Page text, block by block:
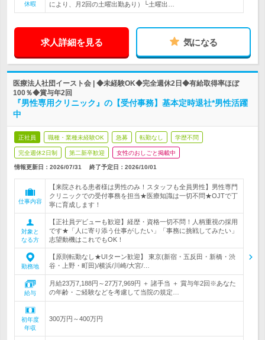
休暇
により、月2回の土曜出勤あり）└土曜出…
求人詳細を見る 気になる
医療法人社団イースト会 | ◆未経験OK◆完全週休2日◆有給取得率ほぼ
100％◆賞与年2回
『男性専用クリニック』の【受付事務】基本定時退社*男性活躍
中
正社員 職種・業種未経験OK 急募 転勤なし 学歴不問
完全週休2日制 第二新卒歓迎 女性のおしごと掲載中
情報更新日：2026/07/31 終了予定日： 2026/10/01
仕事内容
【来院される患者様は男性のみ！スタッフも全員男性】男性専門
クリニックでの受付事務を担当★医療知識は一切不問★OJTで丁
寧に育成します！
対象と
なる方
【正社員デビューも歓迎】経歴・資格一切不問！人柄重視の採用
です★「人に寄り添う仕事がしたい」「事務に挑戦してみたい」
志望動機はこれでもOK！
勤務地
【原則転勤なし★UIターン歓迎】 東京(新宿・五反田・新橋・渋
谷・上野・町田)/横浜/川崎/大宮/…
給与
月給23万7,188円～27万7,969円 ＋ 諸手当 ＋ 賞与年2回※あなた
の年齢・ご経験などを考慮して当院の規定…
初年度
年収
300万円～400万円